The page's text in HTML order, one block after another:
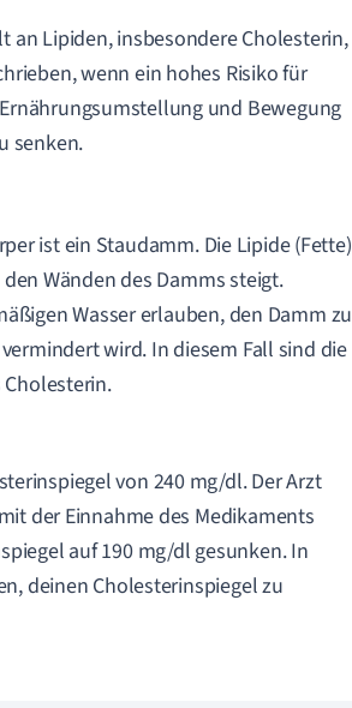
an Lipiden, insbesondere Cholesterin,
wenn ein hohes Risiko für
und Bewegung
senken.
ist ein Staudamm. Die Lipide (Fette)
Wänden des Damms steigt.
Wasser erlauben, den Damm zu
wird. In diesem Fall sind die
von 240 mg/dl. Der Arzt
der Einnahme des Medikaments
auf 190 mg/dl gesunken. In
deinen Cholesterinspiegel zu